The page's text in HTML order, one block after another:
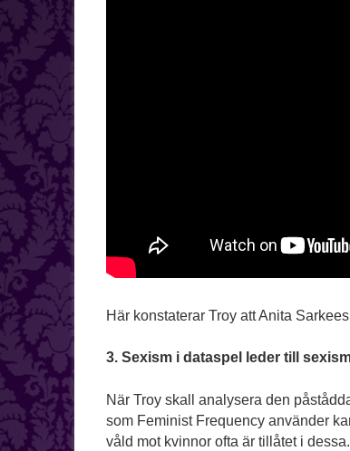
Här konstaterar Troy att Anita
3. Sexism i dataspel leder till
När Troy skall analysera den
som Feminist Frequency använder
våld mot kvinnor ofta är tillåtet i